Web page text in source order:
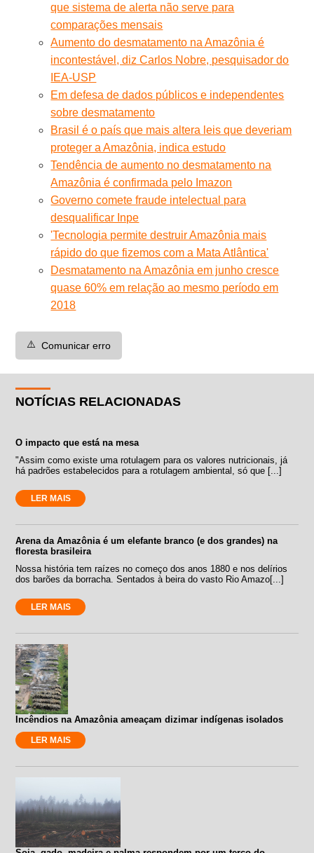
que sistema de alerta não serve para
comparações mensais
Aumento do desmatamento na Amazônia é
incontestável, diz Carlos Nobre, pesquisador do
IEA-USP
Em defesa de dados públicos e independentes
sobre desmatamento
Brasil é o país que mais altera leis que deveriam
proteger a Amazônia, indica estudo
Tendência de aumento no desmatamento na
Amazônia é confirmada pelo Imazon
Governo comete fraude intelectual para
desqualificar Inpe
'Tecnologia permite destruir Amazônia mais
rápido do que fizemos com a Mata Atlântica'
Desmatamento na Amazônia em junho cresce
quase 60% em relação ao mesmo período em
2018
⚠️ Comunicar erro
NOTÍCIAS RELACIONADAS
O impacto que está na mesa
"Assim como existe uma rotulagem para os valores nutricionais, já
há padrões estabelecidos para a rotulagem ambiental, só que [...]
LER MAIS
Arena da Amazônia é um elefante branco (e dos grandes) na
floresta brasileira
Nossa história tem raízes no começo dos anos 1880 e nos delírios
dos barões da borracha. Sentados à beira do vasto Rio Amazo[...]
LER MAIS
Incêndios na Amazônia ameaçam dizimar indígenas isolados
LER MAIS